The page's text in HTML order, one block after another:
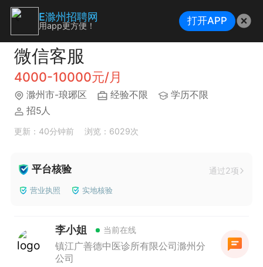
微信客服
4000-10000元/月
滁州市-琅琊区 经验不限
学历不限
招5人
更新：40分钟前 浏览：6029次
平台核验 通过2项
营业执照 实地核验
李小姐 当前在线
镇江广善德中医诊所有限公司滁州分
公司
E滁州招聘网
用app更方便！ 打开APP